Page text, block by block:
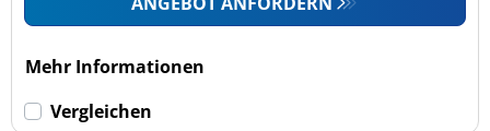
Mehr Informationen
Vergleichen